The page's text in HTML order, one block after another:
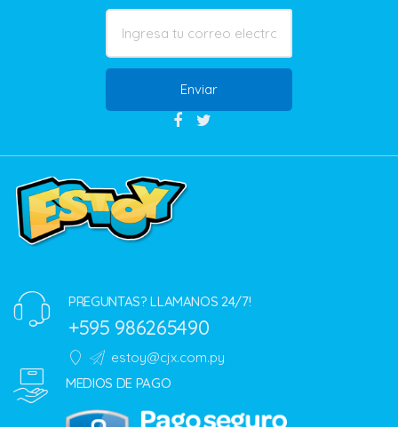
Enviar
PREGUNTAS? LLAMANOS 24/7!
+595 986265490
estoy@cjx.com.py
MEDIOS DE PAGO